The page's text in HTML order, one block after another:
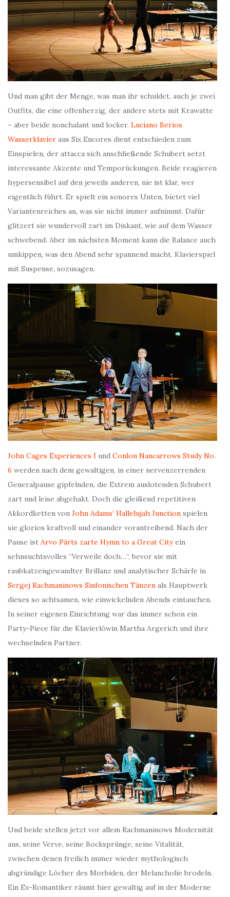
Und man gibt der Menge, was man ihr schuldet, auch je zwei
Outfits, die eine offenherzig, der andere stets mit Krawatte
– aber beide nonchalant und locker. Luciano Berios
Wasserklavier aus Six Encores dient entschieden zum
Einspielen, der attacca sich anschließende Schubert setzt
interessante Akzente und Temporückungen. Beide reagieren
hypersensibel auf den jeweils anderen, nie ist klar, wer
eigentlich führt. Er spielt ein sonores Unten, bietet viel
Variantenreiches an, was sie nicht immer aufnimmt. Dafür
glitzert sie wundervoll zart im Diskant, wie auf dem Wasser
schwebend. Aber im nächsten Moment kann die Balance auch
umkippen, was den Abend sehr spannend macht. Klavierspiel
mit Suspense, sozusagen.
John Cages Experiences I und Conlon Nancarrows Study No.
6 werden nach dem gewaltigen, in einer nervenzerrenden
Generalpause gipfelnden, die Extrem auslotenden Schubert
zart und leise abgehakt. Doch die gleißend repetitiven
Akkordketten von John Adams‘ Hallelujah Junction spielen
sie glorios kraftvoll und einander vorantreibend. Nach der
Pause ist Arvo Pärts zarte Hymn to a Great Cityein
sehnsuchtsvolles “Verweile doch…“, bevor sie mit
raubkatzengewandter Brillanz und analytischer Schärfe in
Sergej Rachmaninows Sinfonischen Tänzen als Hauptwerk
dieses so achtsamen, wie einwickelnden Abends eintauchen.
In seiner eigenen Einrichtung war das immer schon ein
Party-Piece für die Klavierlöwin Martha Argerich und ihre
wechselnden Partner.
Und beide stellen jetzt vor allem Rachmaninows Modernität
aus, seine Verve, seine Bocksprünge, seine Vitalität,
zwischen denen freilich immer wieder mythologisch
abgründige Löcher des Morbiden, der Melancholie brodeln.
Ein Ex-Romantiker räumt hier gewaltig auf in der Moderne